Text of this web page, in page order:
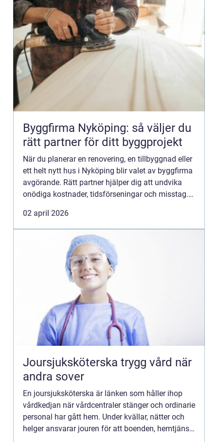
Byggfirma Nyköping: så väljer du
rätt partner för ditt byggprojekt
När du planerar en renovering, en tillbyggnad eller
ett helt nytt hus i Nyköping blir valet av byggfirma
avgörande. Rätt partner hjälper dig att undvika
onödiga kostnader, tidsförseningar och misstag.
02 april 2026
Joursjuksköterska trygg vård när
andra sover
En joursjuksköterska är länken som håller ihop
vårdkedjan när vårdcentraler stänger och ordinarie
personal har gått hem. Under kvällar, nätter och
helger ansvarar jouren för att boenden, hemtjänst